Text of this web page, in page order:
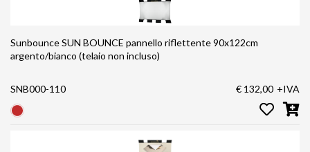
Sunbounce SUN BOUNCE pannello riflettente 90x122cm
argento/bianco (telaio non incluso)
SNB000-110 € 132,00 +IVA